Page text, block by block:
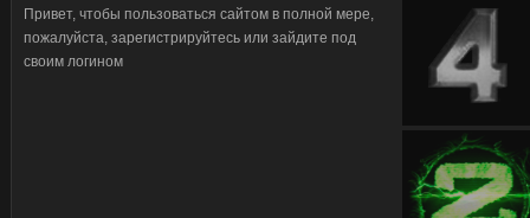
Привет, чтобы пользоваться сайтом в полной мере,
пожалуйста, зарегистрируйтесь или зайдите под
своим логином